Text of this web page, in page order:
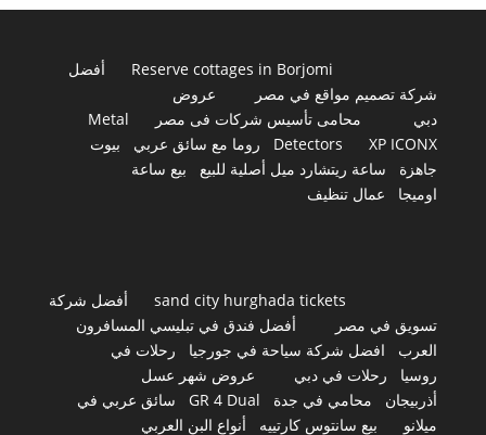
Reserve cottages in Borjomi
أفضل
شركة تصميم مواقع في مصر
عروض
دبي
محامى تأسيس شركات فى مصر
Metal
Detectors
XP ICONX روما مع سائق عربي
بيوت
جاهزة
ساعة ريتشارد ميل أصلية للبيع
بيع ساعة
اوميجا
عمال تنظيف
sand city hurghada tickets
أفضل شركة
تسويق في مصر
أفضل فندق في تبليسي المسافرون
العرب
افضل شركة سياحة في جورجيا
رحلات في
روسيا
رحلات في دبي
عروض شهر عسل
أذربيجان
محامي في جدة GR 4 Dual
سائق عربي في
ميلانو
بيع سانتوس كارتييه أنواع البن العربي